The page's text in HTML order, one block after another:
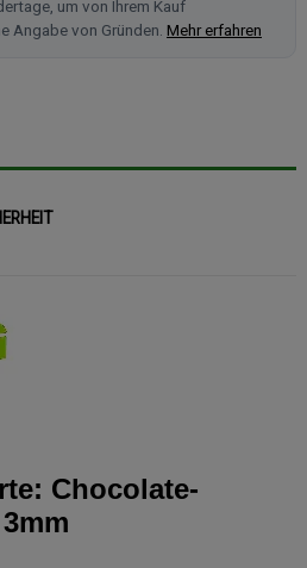
um von Ihrem Kauf
Angabe von Gründen. Mehr erfahren
Chocolate-